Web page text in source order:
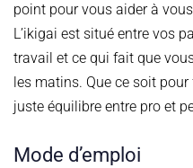
point pour vous aider à
L’ikigai est situé entre vos
travail et ce qui fait que
les matins. Que ce soit
juste équilibre entre pro et
Mode d’emploi